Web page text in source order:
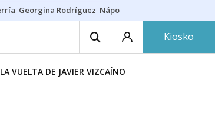
Georgina Rodríguez Nápoles - Osasuna
Kiosko
LA VUELTA DE JAVIER VIZCAÍNO